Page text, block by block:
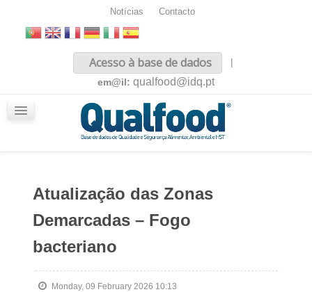
Notícias Contacto
Acesso à base de dados
|
em@il: qualfood@idq.pt
Atualização das Zonas
Demarcadas – Fogo
bacteriano
Monday, 09 February 2026 10:13